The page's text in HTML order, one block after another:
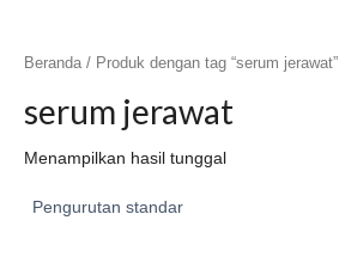
Beranda / Produk dengan tag “serum jerawat”
serum jerawat
Menampilkan hasil tunggal